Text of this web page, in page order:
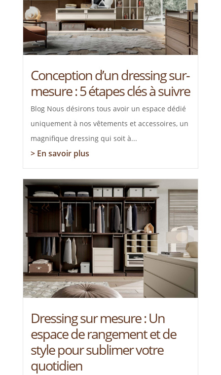
Conception d’un dressing sur-
mesure : 5 étapes clés à suivre
Blog Nous désirons tous avoir un espace dédié
uniquement à nos vêtements et accessoires, un
magnifique dressing qui soit à...
> En savoir plus
Dressing sur mesure : Un
espace de rangement et de
style pour sublimer votre
quotidien